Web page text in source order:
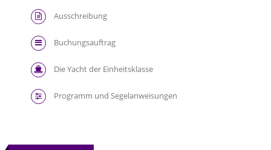
Ausschreibung
Buchungsauftrag
Die Yacht der Einheitsklasse
Programm und Segelanweisungen